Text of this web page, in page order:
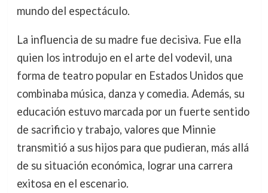
mundo del espectáculo.
La influencia de su madre fue decisiva. Fue ella
quien los introdujo en el arte del vodevil, una
forma de teatro popular en Estados Unidos que
combinaba música, danza y comedia. Además, su
educación estuvo marcada por un fuerte sentido
de sacrificio y trabajo, valores que Minnie
transmitió a sus hijos para que pudieran, más allá
de su situación económica, lograr una carrera
exitosa en el escenario.